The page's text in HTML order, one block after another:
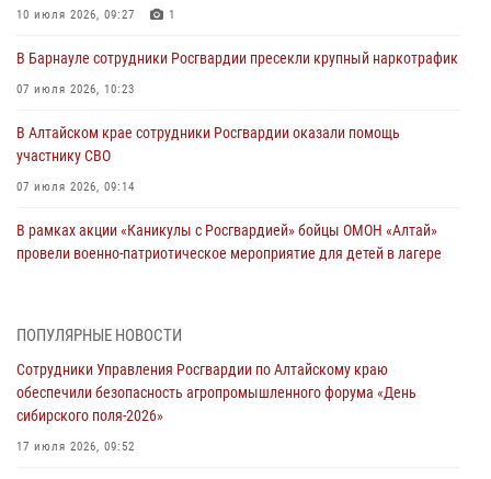
10 июля 2026, 09:27 1
В Барнауле сотрудники Росгвардии пресекли крупный наркотрафик
07 июля 2026, 10:23
В Алтайском крае сотрудники Росгвардии оказали помощь
участнику СВО
07 июля 2026, 09:14
В рамках акции «Каникулы с Росгвардией» бойцы ОМОН «Алтай»
провели военно-патриотическое мероприятие для детей в лагере
акции «Коробка храбрости»
Сотрудники Росгвардии провели встречу с юными пограничниками
ПОПУЛЯРНЫЕ НОВОСТИ
Сотрудники Управления Росгвардии по Алтайскому краю
обеспечили безопасность агропромышленного форума «День
сибирского поля-2026»
17 июля 2026, 09:52